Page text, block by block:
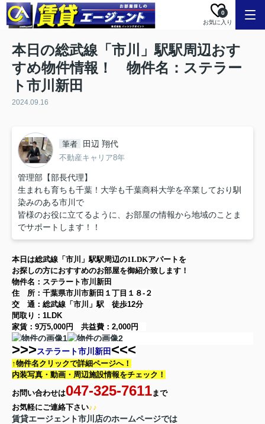
お気に入り
0
本日の総武線「市川」駅駅周辺おす
すめ物件情報！ 物件名：ステラー
ト市川新田
2024.09.16
筆者 田辺 翔代
不動産キャリア8年
管理部【部長代理】
生まれも育ちも千葉！大学も千葉商科大学を卒業しており馴
染みのある市川で
皆様のお役に立てるように、お部屋の情報から地域のことま
でサポートします！！
本日は総武線「市川」駅駅周辺の1LDKアパート を
お探しの方におすすめのお部屋を御紹介致します！
物件名：ステラート市川新田
住 所： 千葉県市川市新田１丁目１８-２
交 通：総武線「市川」駅 徒歩12分
間取り： 1LDK
家賃： 9万5,000円 共益費： 2,000円
>>>ステラート市川新田 <<<
↑物件名クリックで詳細ページへ！
内装写真・動画・ 周辺施設情報をチェック！
お問い合わせは047-325-7611まで
お気軽にご連絡下さい♪♪
賃貸エージェント市川店のホームページでは